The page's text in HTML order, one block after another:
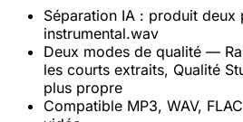
Séparation IA : produit
instrumental.wav
Deux modes de qualité —
les courts extraits, Qualité
plus propre
Compatible MP3, WAV,